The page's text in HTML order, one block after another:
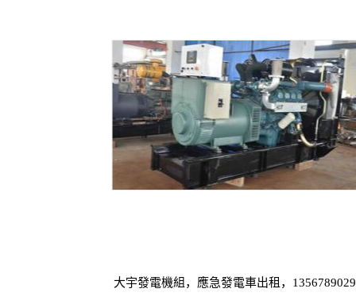
大宇發電機組，應急發電車出租，